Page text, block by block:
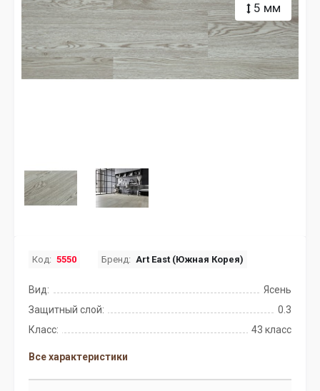
5 мм
Код: 5550 Бренд: Art East (Южная Корея)
Вид:
Ясень
Защитный слой:
0.3
Класс:
43 класс
Все характеристики